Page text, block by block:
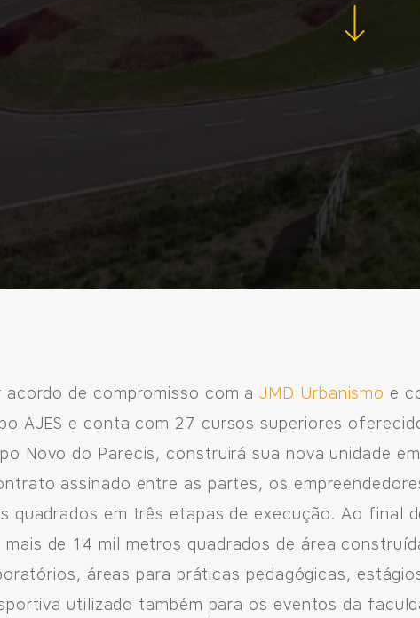
acordo de compromisso com aJMD Urbanismo e
AJES e conta com 27 cursos superiores
Novo do Parecis, construirá sua nova unidade
assinado entre as partes, os
quadrados em três etapas de execução. Ao final
mais de 14 mil metros quadrados de área
áreas para práticas pedagógicas,
utilizado também para os eventos da